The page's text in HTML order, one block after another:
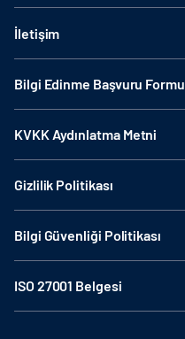
İletişim
Bilgi Edinme Başvuru Formu
KVKK Aydınlatma Metni
Gizlilik Politikası
Bilgi Güvenliği Politikası
ISO 27001 Belgesi